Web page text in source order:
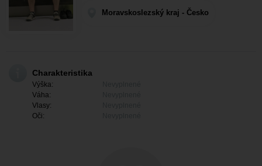
Moravskoslezský kraj - Česko
Charakteristika
Výška:
Váha:
Vlasy:
Oči: